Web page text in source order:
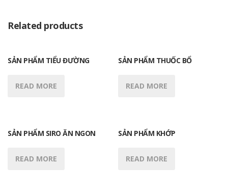
Related products
SẢN PHẨM TIỂU ĐƯỜNG
READ MORE
SẢN PHẨM THUỐC BỔ
READ MORE
SẢN PHẨM SIRO ĂN NGON
READ MORE
SẢN PHẨM KHỚP
READ MORE